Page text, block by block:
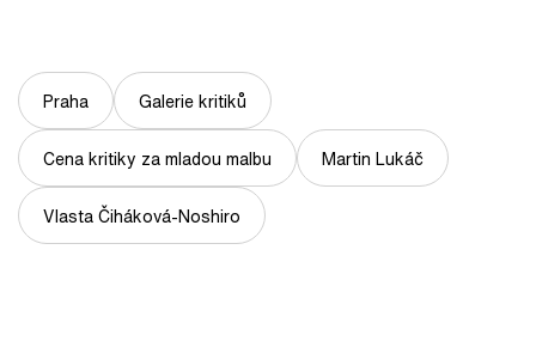
Praha Galerie kritiků
Cena kritiky za mladou malbu Martin Lukáč
Vlasta Čiháková-Noshiro